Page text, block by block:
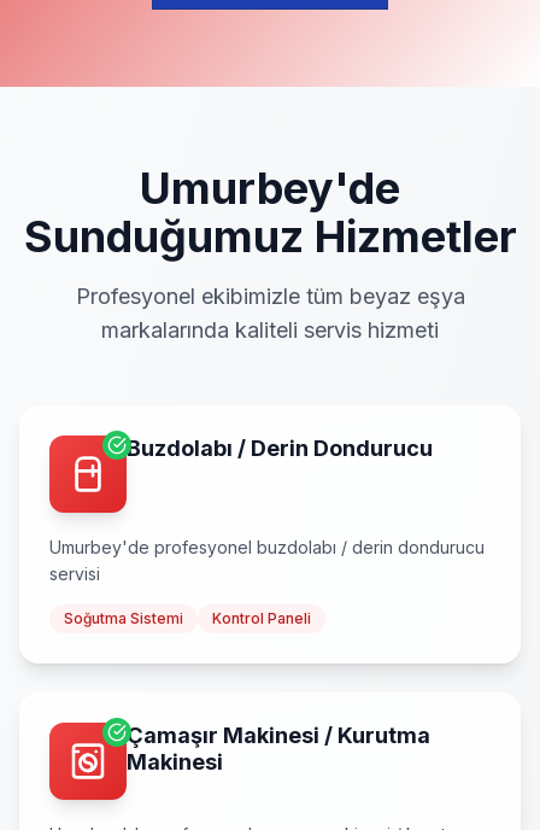
Umurbey'de
Sunduğumuz Hizmetler
Profesyonel ekibimizle tüm beyaz eşya
markalarında kaliteli servis hizmeti
Buzdolabı / Derin Dondurucu
Umurbey'de profesyonel buzdolabı / derin dondurucu
servisi
Soğutma Sistemi Kontrol Paneli
Çamaşır Makinesi / Kurutma
Makinesi